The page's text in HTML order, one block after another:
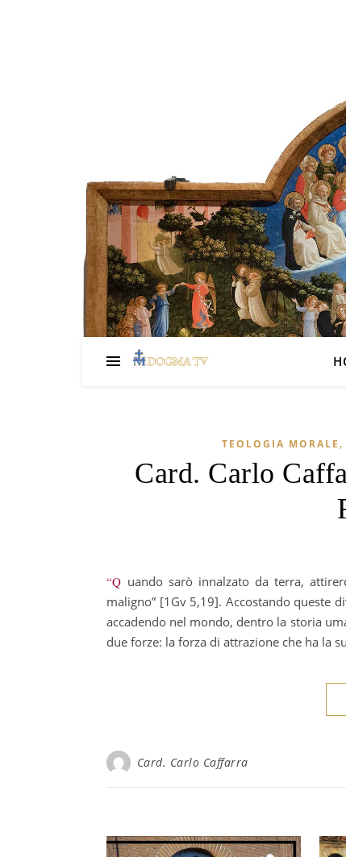
TEOLOGIA MORALE ,
Card. Carlo
“Quando sarò innalzato da terra, attirerò tutti a me” [Gv 12,32]. “Tutto il mondo giace sotto il potere del
maligno” [1Gv 5,19]. Accostando queste
accadendo nel mondo, dentro la storia
due forze: la forza di attrazione che ha la
Card. Carlo Caffarra